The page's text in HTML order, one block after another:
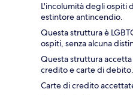
L'incolumità degli ospiti
estintore antincendio.
Questa struttura è
ospiti, senza alcuna
Questa struttura
credito e carte di
Carte di credito